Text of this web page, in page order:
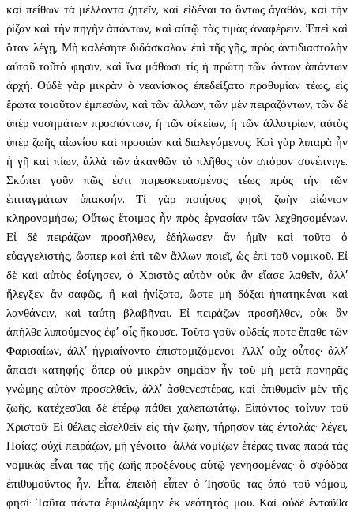
καὶ πείθων τὰ μέλλοντα ζητεῖν, καὶ εἰδέναι τὸ ὄντως ἀγαθὸν, καὶ τὴν
ῥίζαν καὶ τὴν πηγὴν ἁπάντων, καὶ αὐτῷ τὰς τιμὰς ἀναφέρειν. Ἐπεὶ καὶ
ὅταν λέγῃ, Μὴ καλέσητε διδάσκαλον ἐπὶ τῆς γῆς, πρὸς ἀντιδιαστολὴν
αὐτοῦ τοῦτό φησιν, καὶ ἵνα μάθωσι τίς ἡ πρώτη τῶν ὄντων ἁπάντων
ἀρχή. Οὐδὲ γὰρ μικρὰν ὁ νεανίσκος ἐπεδείξατο προθυμίαν τέως, εἰς
ἔρωτα τοιοῦτον ἐμπεσὼν, καὶ τῶν ἄλλων, τῶν μὲν πειραζόντων, τῶν δὲ
ὑπὲρ νοσημάτων προσιόντων, ἢ τῶν οἰκείων, ἢ τῶν ἀλλοτρίων, αὐτὸς
ὑπὲρ ζωῆς αἰωνίου καὶ προσιὼν καὶ διαλεγόμενος. Καὶ γὰρ λιπαρὰ ἦν
ἡ γῆ καὶ πίων, ἀλλὰ τῶν ἀκανθῶν τὸ πλῆθος τὸν σπόρον συνέπνιγε.
Σκόπει γοῦν πῶς ἐστι παρεσκευασμένος τέως πρὸς τὴν τῶν
ἐπιταγμάτων ὑπακοήν. Τί γὰρ ποιήσας φησὶ, ζωὴν αἰώνιον
κληρονομήσω; Οὕτως ἕτοιμος ἦν πρὸς ἐργασίαν τῶν λεχθησομένων.
Εἰ δὲ πειράζων προσῆλθεν, ἐδήλωσεν ἂν ἡμῖν καὶ τοῦτο ὁ
εὐαγγελιστὴς, ὥσπερ καὶ ἐπὶ τῶν ἄλλων ποιεῖ, ὡς ἐπὶ τοῦ νομικοῦ. Εἰ
δὲ καὶ αὐτὸς ἐσίγησεν, ὁ Χριστὸς αὐτὸν οὐκ ἂν εἴασε λαθεῖν, ἀλλ’
ἤλεγξεν ἂν σαφῶς, ἢ καὶ ᾐνίξατο, ὥστε μὴ δόξαι ἠπατηκέναι καὶ
λανθάνειν, καὶ ταύτῃ βλαβῆναι. Εἰ πειράζων προσῆλθεν, οὐκ ἂν
ἀπῆλθε λυπούμενος ἐφ’ οἷς ἤκουσε. Τοῦτο γοῦν οὐδείς ποτε ἔπαθε τῶν
Φαρισαίων, ἀλλ’ ἠγριαίνοντο ἐπιστομιζόμενοι. Ἀλλ’ οὐχ οὗτος· ἀλλ’
ἄπεισι κατηφής· ὅπερ οὐ μικρὸν σημεῖον ἦν τοῦ μὴ μετὰ πονηρᾶς
γνώμης αὐτὸν προσελθεῖν, ἀλλ’ ἀσθενεστέρας, καὶ ἐπιθυμεῖν μὲν τῆς
ζωῆς, κατέχεσθαι δὲ ἑτέρῳ πάθει χαλεπωτάτῳ. Εἰπόντος τοίνυν τοῦ
Χριστοῦ· Εἰ θέλεις εἰσελθεῖν εἰς τὴν ζωὴν, τήρησον τὰς ἐντολάς· λέγει,
Ποίας; οὐχὶ πειράζων, μὴ γένοιτο· ἀλλὰ νομίζων ἑτέρας τινὰς παρὰ τὰς
νομικὰς εἶναι τὰς τῆς ζωῆς προξένους αὐτῷ γενησομένας· ὃ σφόδρα
ἐπιθυμοῦντος ἦν. Εἶτα, ἐπειδὴ εἶπεν ὁ Ἰησοῦς τὰς ἀπὸ τοῦ νόμου,
φησί· Ταῦτα πάντα ἐφυλαξάμην ἐκ νεότητός μου. Καὶ οὐδὲ ἐνταῦθα